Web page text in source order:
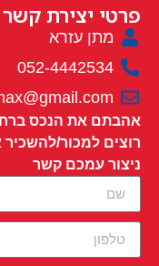
פרטי יצירת קשר
מתן עזרא
052-4442534
רוצים למכור/להשכיר
ניצור עמכם קשר